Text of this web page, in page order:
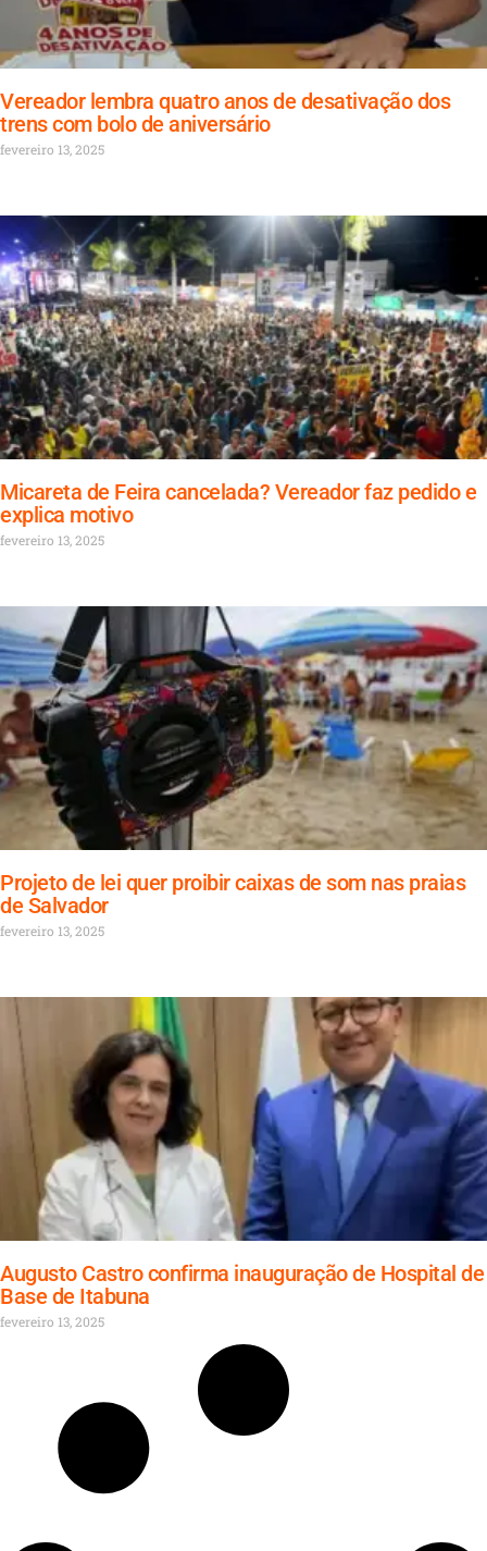
Vereador lembra quatro anos de desativação dos
trens com bolo de aniversário
fevereiro 13, 2025
Micareta de Feira cancelada? Vereador faz pedido e
explica motivo
fevereiro 13, 2025
Projeto de lei quer proibir caixas de som nas praias
de Salvador
fevereiro 13, 2025
Augusto Castro confirma inauguração de Hospital de
Base de Itabuna
fevereiro 13, 2025